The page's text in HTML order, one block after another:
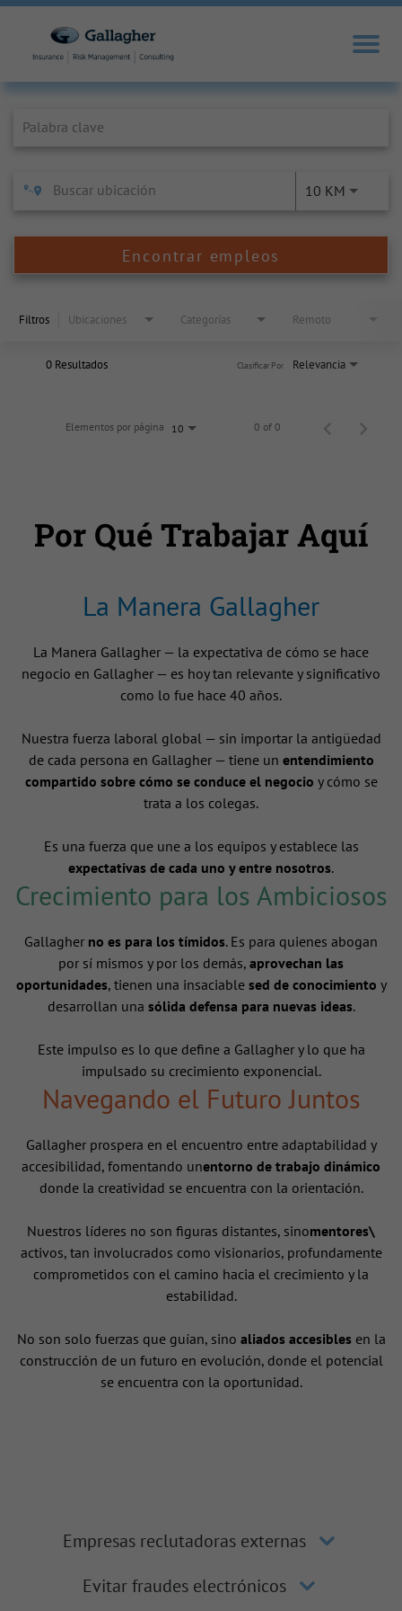
10 KM
Encontrar empleos
Filtros Ubicaciones Categorías Remoto
0 Resultados Relevancia
Clasificar Por
Elementos por página 10 0 of 0
Por Qué Trabajar Aquí
La Manera Gallagher
La Manera Gallagher — la expectativa de cómo se hace
negocio en Gallagher — es hoy tan relevante y significativo
como lo fue hace 40 años.
Nuestra fuerza laboral global — sin importar la antigüedad
de cada persona en Gallagher — tiene un entendimiento
compartido sobre cómo se conduce el negocio y cómo se
trata a los colegas.
Es una fuerza que une a los equipos y establece las
expectativas de cada uno y entre nosotros.
Crecimiento para los Ambiciosos
Gallagher no es para los tímidos. Es para quienes abogan
por sí mismos y por los demás, aprovechan las
oportunidades, tienen una insaciable sed de conocimiento y
desarrollan una sólida defensa para nuevas ideas.
Este impulso es lo que define a Gallagher y lo que ha
impulsado su crecimiento exponencial.
Navegando el Futuro Juntos
Gallagher prospera en el encuentro entre adaptabilidad y
accesibilidad, fomentando unentorno de trabajo dinámico
donde la creatividad se encuentra con la orientación.
Nuestros líderes no son figuras distantes, sinomentores\
activos, tan involucrados como visionarios, profundamente
comprometidos con el camino hacia el crecimiento y la
estabilidad.
No son solo fuerzas que guían, sino aliados accesiblesen la
construcción de un futuro en evolución, donde el potencial
se encuentra con la oportunidad.
Empresas reclutadoras externas
Evitar fraudes electrónicos